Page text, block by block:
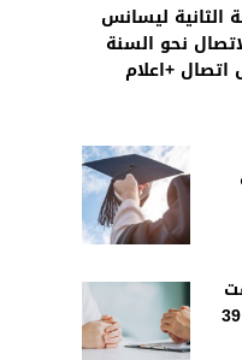
الثانية ليسانس
نحو السنة
+اعلام
للاستشارات : 38.37 و 39